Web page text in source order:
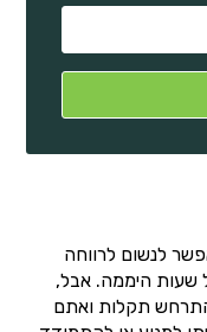
לנשום לרווחה
שעות היממה. אבל,
תקלות ואתם